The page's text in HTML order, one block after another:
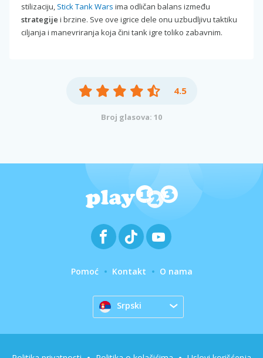
stilizaciju, Stick Tank Wars ima odličan balans između
strategije i brzine. Sve ove igrice dele onu uzbudljivu taktiku
ciljanja i manevriranja koja čini tank igre toliko zabavnim.
4.5
Broj glasova: 10
Pomoć Kontakt O nama
Srpski